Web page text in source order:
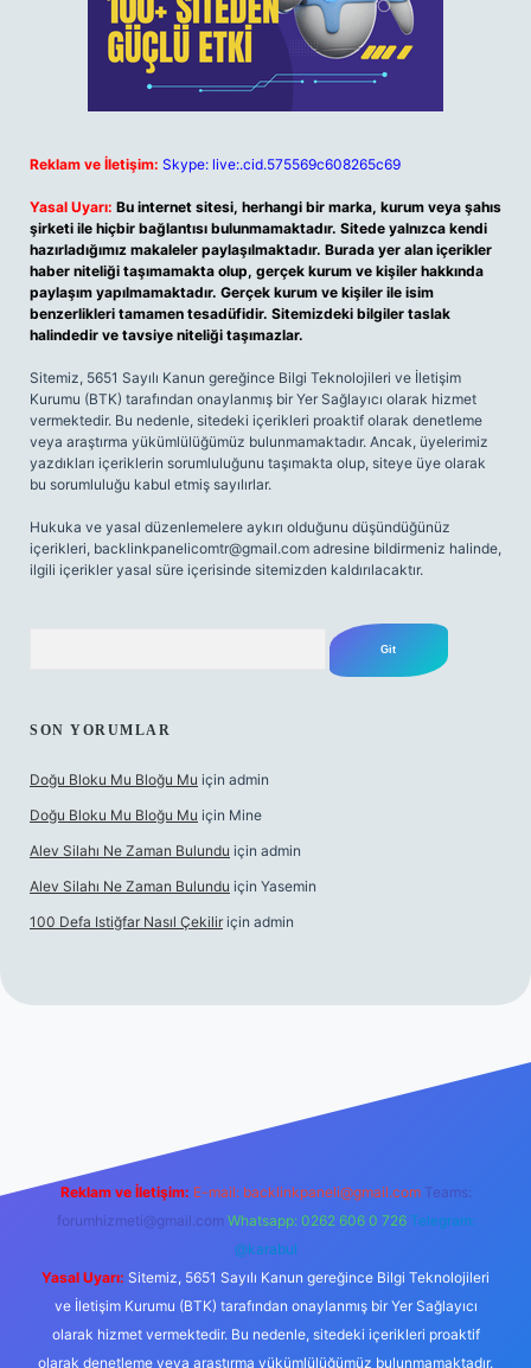
Reklam ve İletişim: Skype: live:.cid.575569c608265c69
Yasal Uyarı: Bu internet sitesi, herhangi bir marka, kurum veya şahıs
şirketi ile hiçbir bağlantısı bulunmamaktadır. Sitede yalnızca kendi
hazırladığımız makaleler paylaşılmaktadır. Burada yer alan içerikler
haber niteliği taşımamakta olup, gerçek kurum ve kişiler hakkında
paylaşım yapılmamaktadır. Gerçek kurum ve kişiler ile isim
benzerlikleri tamamen tesadüfidir. Sitemizdeki bilgiler taslak
halindedir ve tavsiye niteliği taşımazlar.
Sitemiz, 5651 Sayılı Kanun gereğince Bilgi Teknolojileri ve İletişim
Kurumu (BTK) tarafından onaylanmış bir Yer Sağlayıcı olarak hizmet
vermektedir. Bu nedenle, sitedeki içerikleri proaktif olarak denetleme
veya araştırma yükümlülüğümüz bulunmamaktadır. Ancak, üyelerimiz
yazdıkları içeriklerin sorumluluğunu taşımakta olup, siteye üye olarak
bu sorumluluğu kabul etmiş sayılırlar.
Hukuka ve yasal düzenlemelere aykırı olduğunu düşündüğünüz
içerikleri, backlinkpanelicomtr@gmail.com adresine bildirmeniz halinde,
ilgili içerikler yasal süre içerisinde sitemizden kaldırılacaktır.
SON YORUMLAR
Doğu Bloku Mu Bloğu Mu için admin
Doğu Bloku Mu Bloğu Mu için Mine
Alev Silahı Ne Zaman Bulundu için admin
Alev Silahı Ne Zaman Bulundu için Yasemin
100 Defa Istiğfar Nasıl Çekilir için admin
Reklam ve İletişim: E-mail: backlinkpaneli@gmail.com Teams:
forumhizmeti@gmail.com Whatsapp: 0262 606 0 726 Telegram:
@karabul
Yasal Uyarı: Sitemiz, 5651 Sayılı Kanun gereğince Bilgi Teknolojileri
ve İletişim Kurumu (BTK) tarafından onaylanmış bir Yer Sağlayıcı
olarak hizmet vermektedir. Bu nedenle, sitedeki içerikleri proaktif
olarak denetleme veya araştırma yükümlülüğümüz bulunmamaktadır.